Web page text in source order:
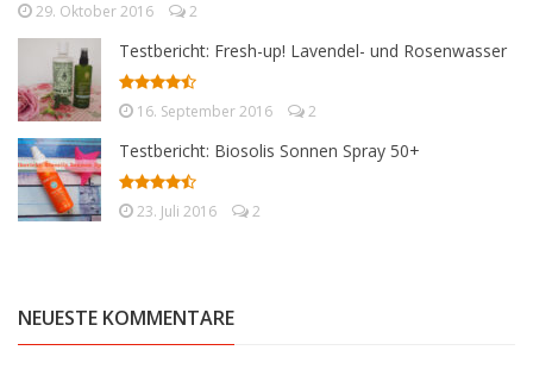
29. Oktober 2016 2
Testbericht: Fresh-up! Lavendel- und Rosenwasser
16. September 2016 2
Testbericht: Biosolis Sonnen Spray 50+
23. Juli 2016 2
NEUESTE KOMMENTARE